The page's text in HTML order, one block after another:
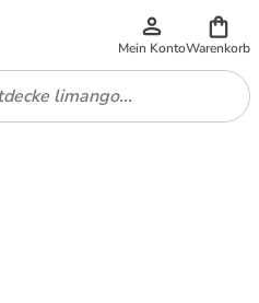
Mein KontoWarenkorb